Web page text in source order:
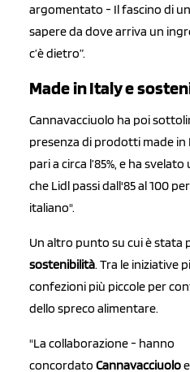
argomentato - Il fascino di
sapere da dove arriva un
c’è dietro”.
Made in Italy e
Cannavacciuolo ha poi
presenza di prodotti made in
pari a circa l’85%, e ha
che Lidl passi dall'85 al 100
italiano".
Un altro punto su cui è stata
sostenibilità. Tra le iniziative
confezioni più piccole per
dello spreco alimentare.
"La collaborazione - hanno
concordato Cannavacciuoloe